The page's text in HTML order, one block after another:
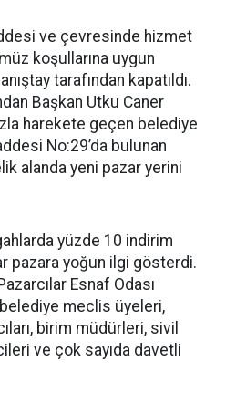
ve çevresinde hizmet
koşullarına uygun
tarafından kapatıldı.
Başkan Utku Caner
harekete geçen belediye
No:29’da bulunan
alanda yeni pazar yerini
yüzde 10 indirim
pazara yoğun ilgi gösterdi.
Esnaf Odası
meclis üyeleri,
birim müdürleri, sivil
ve çok sayıda davetli